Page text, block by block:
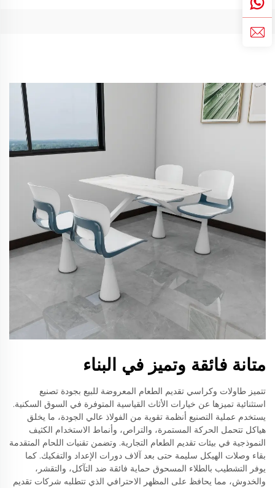
متانة فائقة وتميز في البناء
تتميز طاولات وكراسي تقديم الطعام المعروضة للبيع بجودة تصنيع
استثنائية تميزها عن خيارات الأثاث القياسية المتوفرة في السوق السكنية.
يستخدم عملية التصنيع أنظمة تقوية من الفولاذ عالي الجودة، ما يخلق
هياكل تتحمل الحركة المستمرة، والتراص، وأنماط الاستخدام الكثيف
النموذجية في بيئات تقديم الطعام التجارية. وتضمن تقنيات اللحام المتقدمة
بقاء وصلات الهيكل سليمة حتى بعد آلاف دورات الإعداد والتفكيك. كما
يوفر التشطيب بالطلاء المسحوق حماية فائقة ضد التآكل، والتقشر،
والخدوش، مما يحافظ على المظهر الاحترافي الذي تتطلبه شركات تقديم